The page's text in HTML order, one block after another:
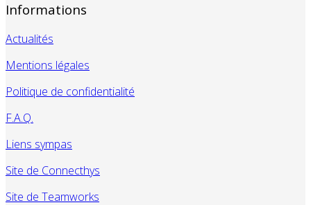
Informations
Actualités
Mentions légales
Politique de confidentialité
F.A.Q.
Liens sympas
Site de Connecthys
Site de Teamworks